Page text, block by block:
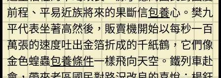
前程、平易近族將來的果斷信包養心。樊九
平代表坐著高然後，販賣機開始以每秒一百
萬張的速度吐出金箔折成的千紙鶴，它們像
金色蝗蟲包養條件一樣飛向天空。鐵列車赴